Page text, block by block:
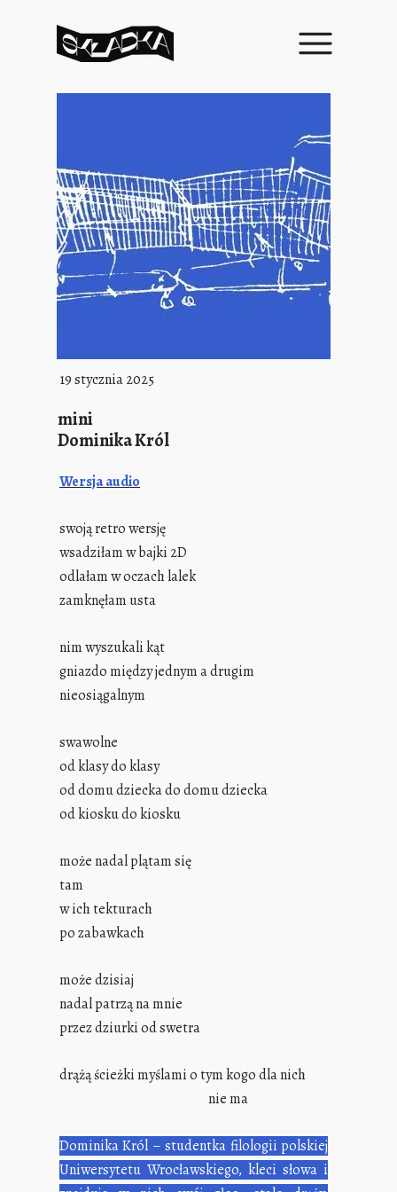
19 stycznia 2025
mini
Dominika Król
Wersja audio
swoją retro wersję
wsadziłam w bajki 2D
odlałam w oczach lalek
zamknęłam usta
nim wyszukali kąt
gniazdo między jednym a drugim
nieosiągalnym
swawolne
od klasy do klasy
od domu dziecka do domu dziecka
od kiosku do kiosku
może nadal plątam się
tam
w ich tekturach
po zabawkach
może dzisiaj
nadal patrzą na mnie
przez dziurki od swetra
drążą ścieżki myślami o tym kogo dla nich
nie ma
Dominika Król – studentka filologii polskiej
Uniwersytetu Wrocławskiego, kleci słowa i